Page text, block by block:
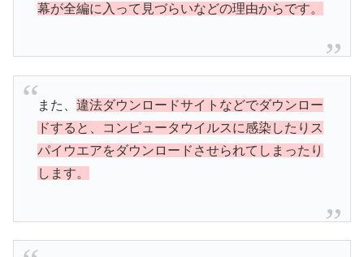
幕が全編に入って見づらいなどの理由からです。
また、 違法ダウンロードサイトなどでダウンロー
ドすると、コンピュータウイルスに感染したりス
パイウエアをダウンロードさせられてしまったり
します。